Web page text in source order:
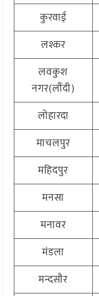
कुरवाई
लश्कर
लवकुश
नगर(लौंदी)
लोहारदा
माचलपुर
महिदपुर
मनसा
मनावर
मंडला
मन्दसौर